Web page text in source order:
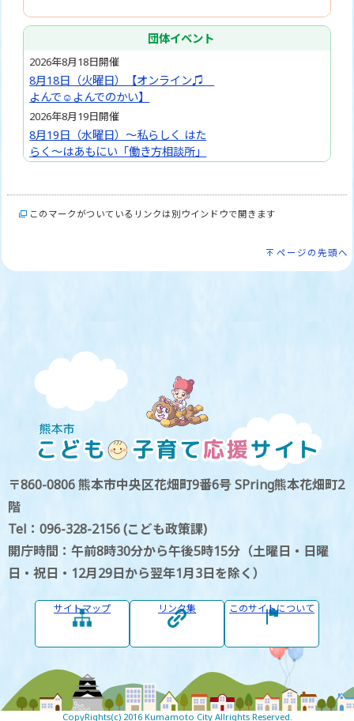
団体イベント
2026年8月18日開催
8月18日（火曜日）【オンライン♫
よんで☺よんでのかい】
2026年8月19日開催
8月19日（水曜日）～私らしく はた
らく～はあもにい「働き方相談所」
このマークがついているリンクは別ウインドウで開きます
ページの先頭へ
〒860-0806 熊本市中央区花畑町9番6号 SPring熊本花畑町2
階
Tel：096-328-2156 (こども政策課)
開庁時間：午前8時30分から午後5時15分（土曜日・日曜
日・祝日・12月29日から翌年1月3日を除く）
サイトマップ リンク集 このサイトについて
CopyRights(c) 2016 Kumamoto City Allrights Reserved.